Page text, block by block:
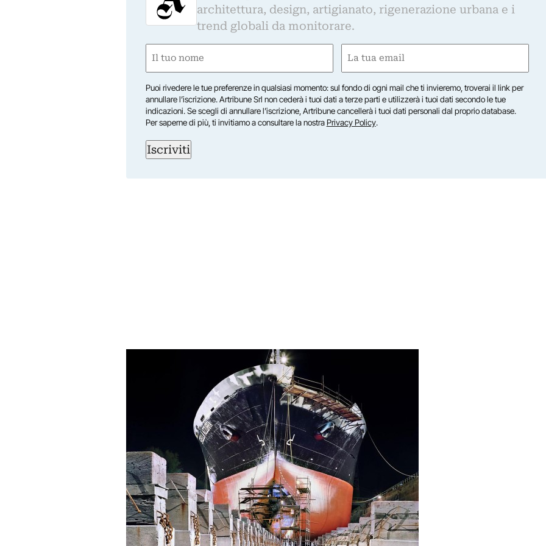
architettura, design, artigianato, rigenerazione urbana e i
trend globali da monitorare.
Nome
First
Email
Puoi rivedere le tue preferenze in qualsiasi momento: sul fondo di ogni mail che ti invieremo, troverai il link per
annullare l’iscrizione. Artribune Srl non cederà i tuoi dati a terze parti e utilizzerà i tuoi dati secondo le tue
indicazioni. Se scegli di annullare l’iscrizione, Artribune cancellerà i tuoi dati personali dal proprio database.
Per saperne di più, ti invitiamo a consultare la nostraPrivacy Policy.
Iscriviti